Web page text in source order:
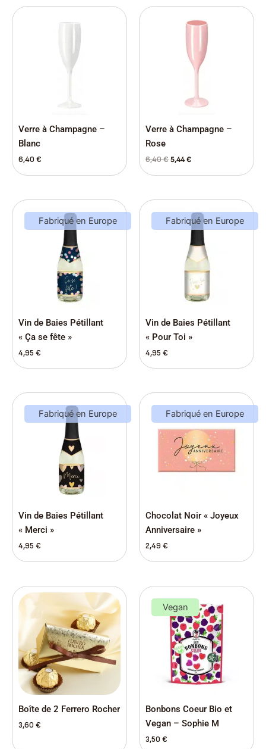
Verre à Champagne –
Blanc
6,40 €
Verre à Champagne –
Rose
6,40€
6,40 €.
5,44€
prix
5,44 €.
Fabriqué en Europe
Vin de Baies Pétillant
« Ça se fête »
4,95 €
Fabriqué en Europe
Vin de Baies Pétillant
« Pour Toi »
4,95 €
Fabriqué en Europe
Vin de Baies Pétillant
« Merci »
4,95 €
Fabriqué en Europe
Chocolat Noir « Joyeux
Anniversaire »
2,49 €
Boîte de 2 Ferrero Rocher
3,60 €
Vegan
Bonbons Coeur Bio et
Vegan – Sophie M
3,50 €